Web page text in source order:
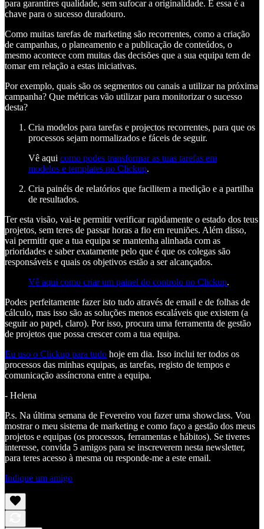
para garantires qualidade, sem sufocar a originalidade. E essa é a
chave para o sucesso duradouro.
Como muitas tarefas de marketing são recorrentes, como a criação
de campanhas, o planeamento e a publicação de conteúdos, o
mesmo acontece com muitas das decisões que a sua equipa tem de
tomar em relação a estas iniciativas.
Por exemplo, quais são os segmentos ou canais a utilizar na próxima
campanha? Que métricas vão utilizar para monitorizar o sucesso
desta?
Cria modelos para tarefas e projectos recorrentes, para que os
processos sejam normalizados e fáceis de seguir.
Vê aqui como podes transformar as tuas tarefas em
modelos e templates no Clickup.
Cria painéis de relatórios que facilitem a medição e a partilha
de resultados.
Ter esta visão, vai-te permitir verificar rapidamente o estado dos teus
projetos, sem teres de passar horas a fio em reuniões. Além disso,
vai permitir que a tua equipa se mantenha alinhada com as
prioridades e saber exatamente pelo que é que os colegas são
responsáveis e quais os objetivos estão a ser alcançados.
Vê aqui como criar um painel do controlo no Clickup.
Podes perfeitamente fazer isto tudo através de email e de folhas de
cálculo, mas isso são as soluções menos escaláveis que existem (a
seguir ao papel, claro). Por isso, procura uma ferramenta de gestão
de projetos que possa crescer com a tua equipa.
Eu uso o Clickup para tudo hoje em dia. Isso inclui ter todos os
processos das minhas equipas, as tarefas, registo de tempos e
comunicação assíncrona entre a equipa.
- Helena
P.s. Na última semana de Fevereiro vou fazer uma showclass. Vou
mostrar o meu sistema de marketing e como faço a gestão dos meus
projetos e equipas (os processos, ferramentas e hábitos). Se tiveres
interesse, convida 5 amigos para se inscreverem nesta newsletter,
para teres acesso à mesma ou responde-me a este email.
Indique um amigo